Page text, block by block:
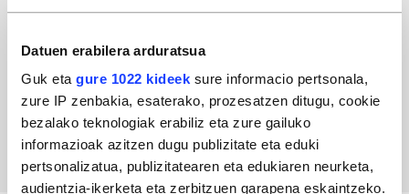
Datuen erabilera arduratsua
Guk eta gure 1022 kideek sure informacio pertsonala,
zure IP zenbakia, esaterako, prozesatzen ditugu, cookie
bezalako teknologiak erabiliz eta zure gailuko
informazioak azitzen dugu publizitate eta eduki
pertsonalizatua, publizitatearen eta edukiaren neurketa,
audientzia-ikerketa eta zerbitzuen garapena eskaintzeko.
Noiz arte
Bilatu egun bateko edizioa